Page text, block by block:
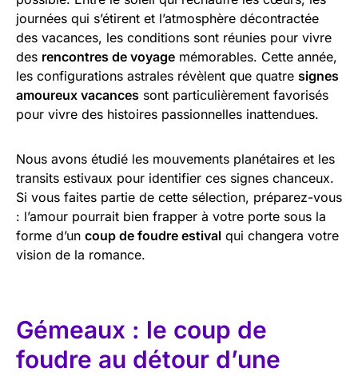
journées qui s’étirent et l’atmosphère décontractée
des vacances, les conditions sont réunies pour vivre
des rencontres de voyage mémorables. Cette année,
les configurations astrales révèlent que quatre signes
amoureux vacances sont particulièrement favorisés
pour vivre des histoires passionnelles inattendues.
Nous avons étudié les mouvements planétaires et les
transits estivaux pour identifier ces signes chanceux.
Si vous faites partie de cette sélection, préparez-vous
: l’amour pourrait bien frapper à votre porte sous la
forme d’un coup de foudre estival qui changera votre
vision de la romance.
Gémeaux : le coup de
foudre au détour d’une